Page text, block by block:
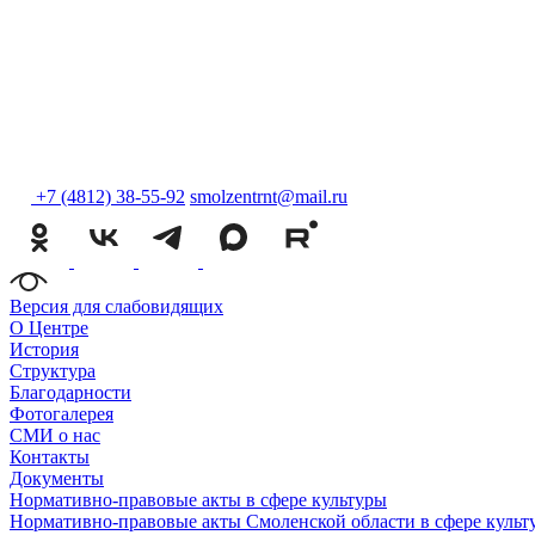
+7 (4812) 38-55-92 smolzentrnt@mail.ru
Версия для слабовидящих
О Центре
История
Структура
Благодарности
Фотогалерея
СМИ о нас
Контакты
Документы
Нормативно-правовые акты в сфере культуры
Нормативно-правовые акты Смоленской области в сфере